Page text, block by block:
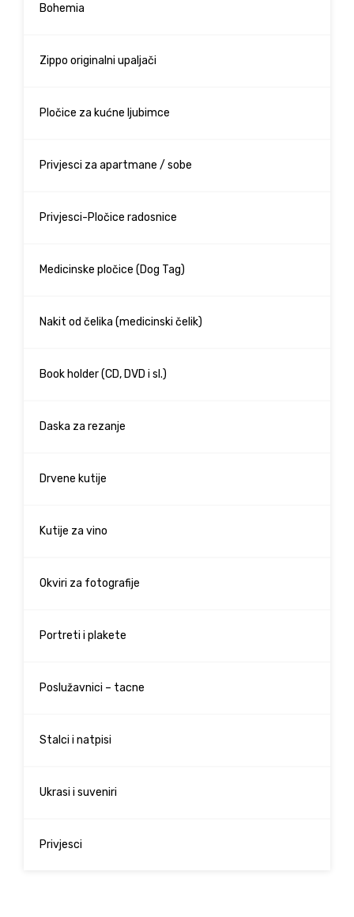
Bohemia
Zippo originalni upaljači
Pločice za kućne ljubimce
Privjesci za apartmane / sobe
Privjesci-Pločice radosnice
Medicinske pločice (Dog Tag)
Nakit od čelika (medicinski čelik)
Book holder (CD, DVD i sl.)
Daska za rezanje
Drvene kutije
Kutije za vino
Okviri za fotografije
Portreti i plakete
Poslužavnici – tacne
Stalci i natpisi
Ukrasi i suveniri
Privjesci